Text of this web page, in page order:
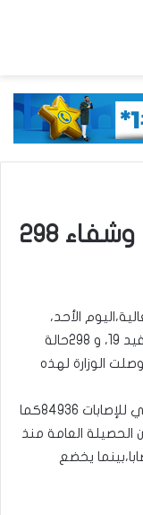
الأحد،
تسجيل 80إصابة جديدة مؤكدة بفيروس كوفيد 19، و 298حالة
توصلت الوزارة لهذه
وبهذه الإصابات الجديدة يرتفع العدد الإجمالي للإصابات 84936كما
بأن الحصيلة العامة منذ
،تم شفاء79981ووفاة 1944مصابا،بينما يخضع